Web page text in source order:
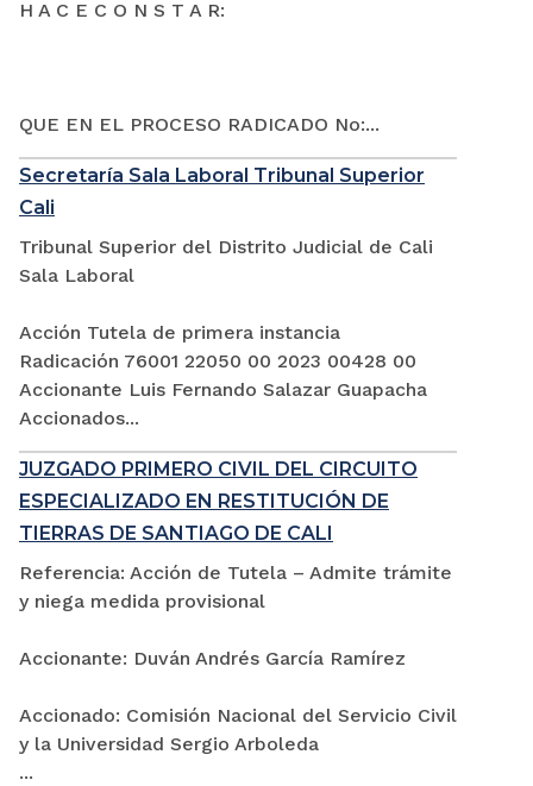
H A C E C O N S T A R:
QUE EN EL PROCESO RADICADO No:...
Secretaría Sala Laboral Tribunal Superior
Cali
Tribunal Superior del Distrito Judicial de Cali
Sala Laboral
Acción Tutela de primera instancia
Radicación 76001 22050 00 2023 00428 00
Accionante Luis Fernando Salazar Guapacha
Accionados...
JUZGADO PRIMERO CIVIL DEL CIRCUITO
ESPECIALIZADO EN RESTITUCIÓN DE
TIERRAS DE SANTIAGO DE CALI
Referencia: Acción de Tutela – Admite trámite
y niega medida provisional
Accionante: Duván Andrés García Ramírez
Accionado: Comisión Nacional del Servicio Civil
y la Universidad Sergio Arboleda
...